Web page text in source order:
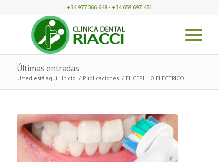
+34 977 366 648 - +34 659 697 451
Últimas entradas
Usted está aquí: Inicio / Publicaciones / EL CEPILLO ELECTRICO.